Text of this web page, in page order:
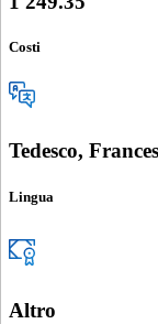
Costi
Tedesco,
Lingua
Altro